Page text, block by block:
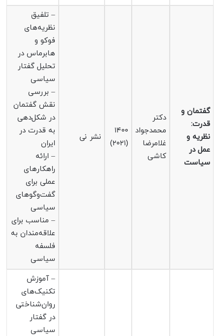
گفتمان و
قدرت:
نظریه و
عمل در
سیاست
دکتر
محمدجواد
غلامرضا
کاشی
۱۴۰۰
(۲۰۲۱)
نشر نی
– تلفیق
نظریه‌های
فوکو و
هابرماس در
تحلیل گفتار
سیاسی
– بررسی
نقش گفتمان
در شکل‌دهی
به قدرت در
ایران
– ارائه
راهکارهای
عملی برای
گفت‌وگوهای
سیاسی
– مناسب برای
علاقه‌مندان به
فلسفه
سیاسی
– آموزش
تکنیک‌های
روان‌شناختی
در گفتار
سیاسی